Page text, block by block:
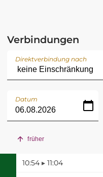
Verbindungen
Direktverbindung nach
Datum
früher
10:54 ▸ 11:04